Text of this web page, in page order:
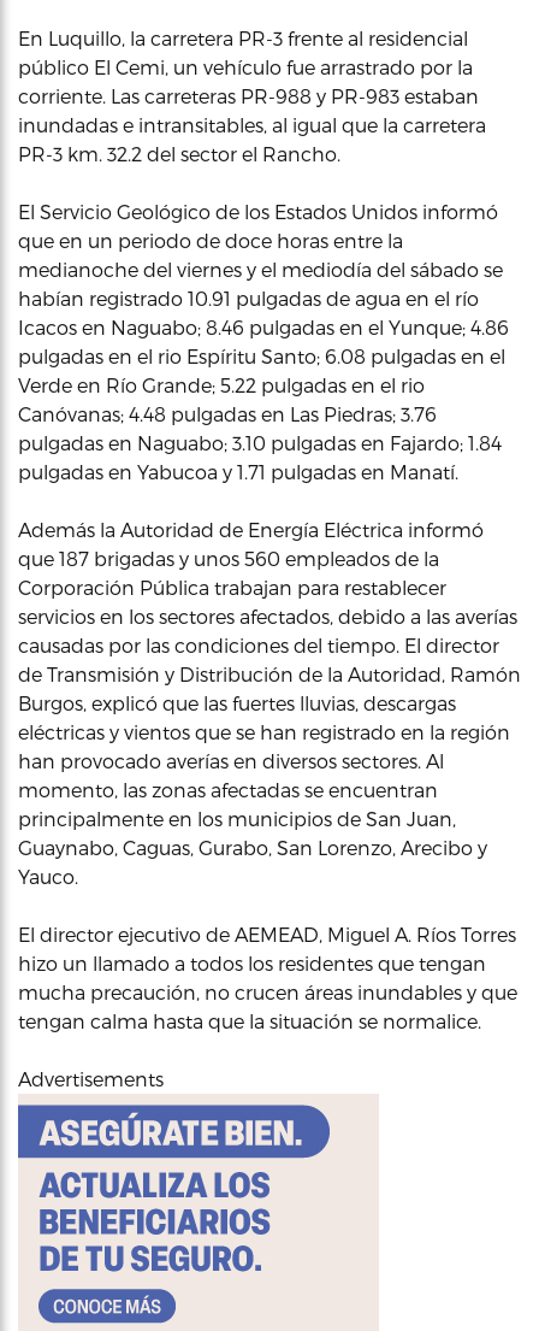
En Luquillo, la carretera PR-3 frente al residencial
público El Cemi, un vehículo fue arrastrado por la
corriente. Las carreteras PR-988 y PR-983 estaban
inundadas e intransitables, al igual que la carretera
PR-3 km. 32.2 del sector el Rancho.
El Servicio Geológico de los Estados Unidos informó
que en un periodo de doce horas entre la
medianoche del viernes y el mediodía del sábado se
habían registrado 10.91 pulgadas de agua en el río
Icacos en Naguabo; 8.46 pulgadas en el Yunque; 4.86
pulgadas en el rio Espíritu Santo; 6.08 pulgadas en el
Verde en Río Grande; 5.22 pulgadas en el rio
Canóvanas; 4.48 pulgadas en Las Piedras; 3.76
pulgadas en Naguabo; 3.10 pulgadas en Fajardo; 1.84
pulgadas en Yabucoa y 1.71 pulgadas en Manatí.
Además la Autoridad de Energía Eléctrica informó
que 187 brigadas y unos 560 empleados de la
Corporación Pública trabajan para restablecer
servicios en los sectores afectados, debido a las averías
causadas por las condiciones del tiempo. El director
de Transmisión y Distribución de la Autoridad, Ramón
Burgos, explicó que las fuertes lluvias, descargas
eléctricas y vientos que se han registrado en la región
han provocado averías en diversos sectores. Al
momento, las zonas afectadas se encuentran
principalmente en los municipios de San Juan,
Guaynabo, Caguas, Gurabo, San Lorenzo, Arecibo y
Yauco.
El director ejecutivo de AEMEAD, Miguel A. Ríos Torres
hizo un llamado a todos los residentes que tengan
mucha precaución, no crucen áreas inundables y que
tengan calma hasta que la situación se normalice.
Advertisements